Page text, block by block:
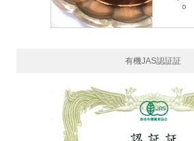
有機JAS認証証